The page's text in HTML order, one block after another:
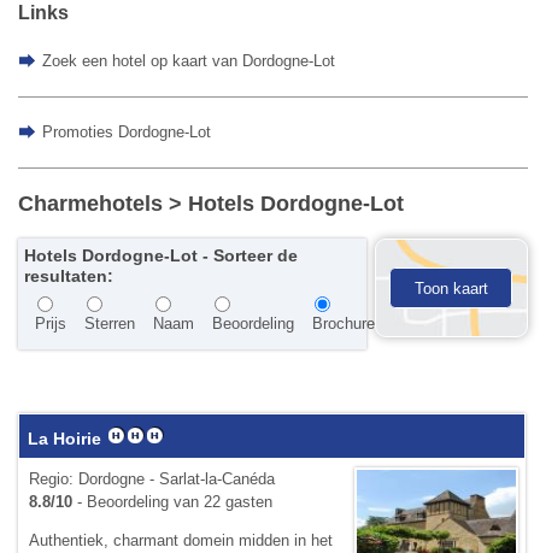
Links
Zoek een hotel op kaart van Dordogne-Lot
Promoties Dordogne-Lot
Charmehotels> Hotels Dordogne-Lot
Hotels Dordogne-Lot - Sorteer de
resultaten:
Prijs Sterren Naam Beoordeling Brochure
Toon kaart
La Hoirie
Regio: Dordogne - Sarlat-la-Canéda
8.8/10- Beoordeling van 22 gasten
Authentiek, charmant domein midden in het